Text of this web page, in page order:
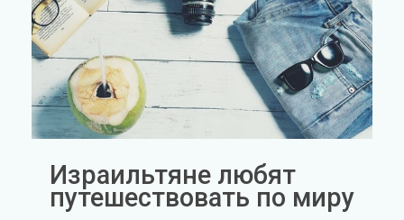
Израильтяне любят
путешествовать по миру